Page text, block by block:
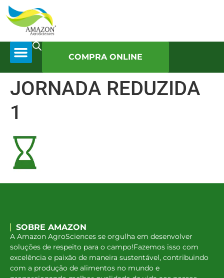
COMPRA ONLINE
JORNADA REDUZIDA
1
SOBRE AMAZON
A Amazon AgroSciences se orgulha em desenvolver
soluções de respeito para o campo!Fazemos isso com
excelência e paixão de maneira sustentável, contribuindo
com a produção de alimentos no mundo e